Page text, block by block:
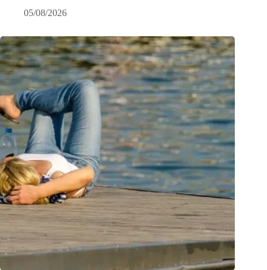
05/08/2026